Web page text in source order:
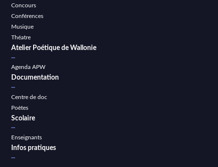
Concours
Conférences
Musique
Théatre
Atelier Poétique de Wallonie
Agenda APW
Documentation
Centre de doc
Poètes
Scolaire
Enseignants
Infos pratiques